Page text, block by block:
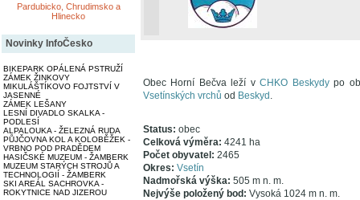
Pardubicko, Chrudimsko a
Hlinecko
Novinky InfoČesko
BIKEPARK OPÁLENÁ PSTRUŽÍ
ZÁMEK ŽINKOVY
MIKULÁŠTÍKOVO FOJTSTVÍ V
JASENNÉ
ZÁMEK LEŠANY
LESNÍ DIVADLO SKALKA -
PODLESÍ
ALPALOUKA - ŽELEZNÁ RUDA
PŮJČOVNA KOL A KOLOBĚŽEK -
VRBNO POD PRADĚDEM
HASIČSKÉ MUZEUM - ŽAMBERK
MUZEUM STARÝCH STROJŮ A
TECHNOLOGIÍ - ŽAMBERK
SKI AREÁL SACHROVKA -
ROKYTNICE NAD JIZEROU
Obec Horní Bečva leží vCHKO Beskydypo
Vsetínských vrchů od Beskyd .
Status: obec
Celková výměra: 4241 ha
Počet obyvatel: 2465
Okres: Vsetín
Nadmořská výška: 505 m n. m.
Nejvýše položený bod: Vysoká 1024 m n. m.